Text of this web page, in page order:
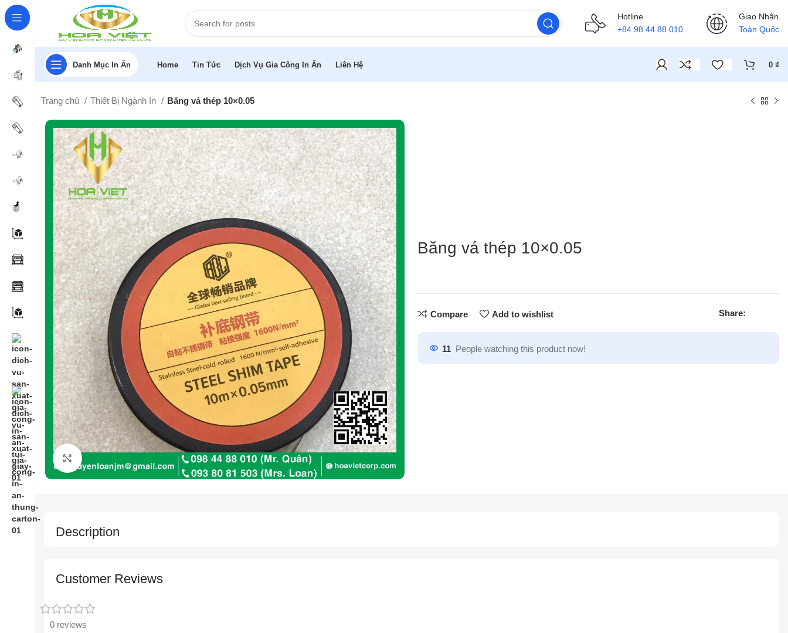
Hotline
+84 98 44 88 010
Giao Nhận
Toàn Quốc
Danh Mục In Ấn Home Tin Tức Dịch Vụ Gia Công In Ấn Liên Hệ 0 ₫
Trang chủ Thiết Bị Ngành In Băng vá thép 10×0.05
Băng vá thép 10×0.05
Compare Add to wishlist Share:
11 People watching this product now!
Description
Customer Reviews
0 reviews